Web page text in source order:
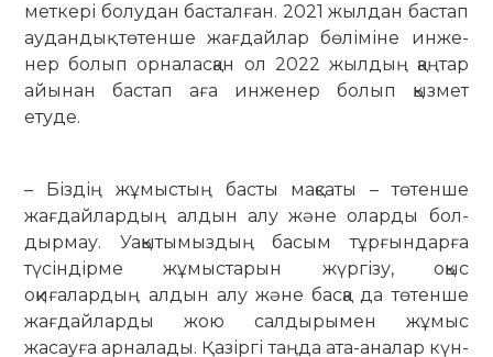
меткері болудан басталған. 2021 жылдан бас­тап
аудандық тө­тенше жағдай­лар бөліміне инже­
нер болып орналасқан ол 2022 жылдың қаңтар
айынан бастап аға инженер болып қызмет
етуде.
– Біздің жұмыстың басты мақ­саты – төтенше
жағдай­лар­дың алдын алу және оларды бол­
дырмау. Уақытымыздың басым тұр­ғын­дарға
түсіндірме жұмыс­та­рын жүргізу, оқыс
оқиғалардың ал­дын алу және басқа да төтенше
жағдайларды жою сал­ды­рымен жұмыс
жасауға арналады. Қа­зіргі таңда ата-аналар күн­